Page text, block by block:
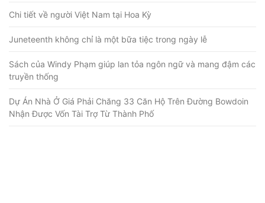
Chi tiết về người Việt Nam tại Hoa Kỳ
Juneteenth không chỉ là một bữa tiệc trong ngày lễ
Sách của Windy Phạm giúp lan tỏa ngôn ngữ và mang đậm các
truyền thống
Dự Án Nhà Ở Giá Phải Chăng 33 Căn Hộ Trên Đường Bowdoin
Nhận Được Vốn Tài Trợ Từ Thành Phố